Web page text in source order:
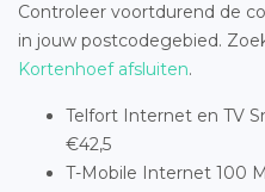
Controleer voortdurend de
in jouw postcodegebied.
Kortenhoef afsluiten.
Telfort Internet en TV
€42,5
T-Mobile Internet 100